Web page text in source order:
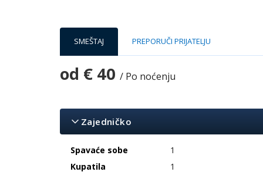
SMEŠTAJ PREPORUČI PRIJATELJU
od € 40 / Po noćenju
Zajedničko
Spavaće sobe
1
Kupatila
1